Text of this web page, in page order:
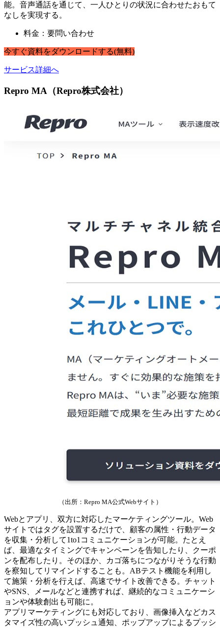
能。音声通話を通じて、一人ひとりの状況に合わせたおもて
なしを実現する。
料金：要問い合わせ
今すぐ資料をダウンロードする(無料)
サービス詳細へ
Repro MA（Repro株式会社）
（出所：Repro MA公式Webサイト）
Webとアプリ、双方に対応したマーケティングツール。Web
サイトではタグを設置するだけで、顧客の属性・行動データ
を収集・分析して1to1コミュニケーションが可能。たとえ
ば、最適なタイミングでキャンペーンを告知したり、クーポ
ンを配布したり。そのほか、カゴ落ちにつながりそうな行動
を察知してリマインドすることも。ABテスト機能を利用し
て施策・分析を行えば、高速でサイト改善できる。チャット
やSNS、メールなどと連携すれば、継続的なコミュニケーシ
ョンや体験創出も可能に。
アプリマーケティングにも対応しており、画像挿入などカス
タマイズ性の高いプッシュ通知、ポップアップによるプッシ